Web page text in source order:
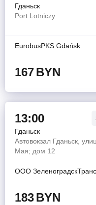
Гданьск
Port Lotniczy
EurobusPKS Gdańsk
167BYN
13:00
Гданьск
Автовокзал Гданьск,
Мая; дом 12
ООО
183BYN